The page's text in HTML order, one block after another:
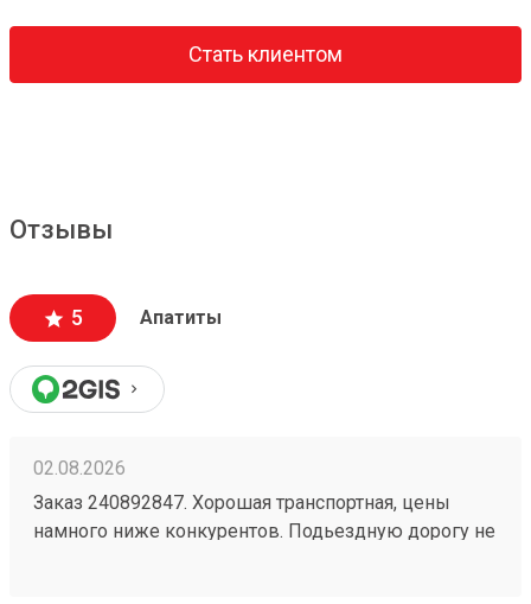
Стать клиентом
Отзывы
5 Апатиты
02.08.2026
Заказ 240892847. Хорошая транспортная, цены
намного ниже конкурентов. Подьездную дорогу не